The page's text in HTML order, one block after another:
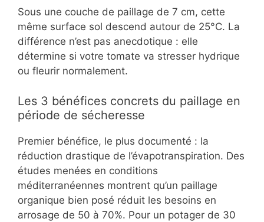
Sous une couche de paillage de 7 cm, cette
même surface sol descend autour de 25°C. La
différence n’est pas anecdotique : elle
détermine si votre tomate va stresser hydrique
ou fleurir normalement.
Les 3 bénéfices concrets du paillage en
période de sécheresse
Premier bénéfice, le plus documenté : la
réduction drastique de l’évapotranspiration. Des
études menées en conditions
méditerranéennes montrent qu’un paillage
organique bien posé réduit les besoins en
arrosage de 50 à 70%. Pour un potager de 30